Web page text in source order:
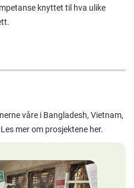
knyttet til hva ulike
våre i Bangladesh, Vietnam,
mer om prosjektene her.